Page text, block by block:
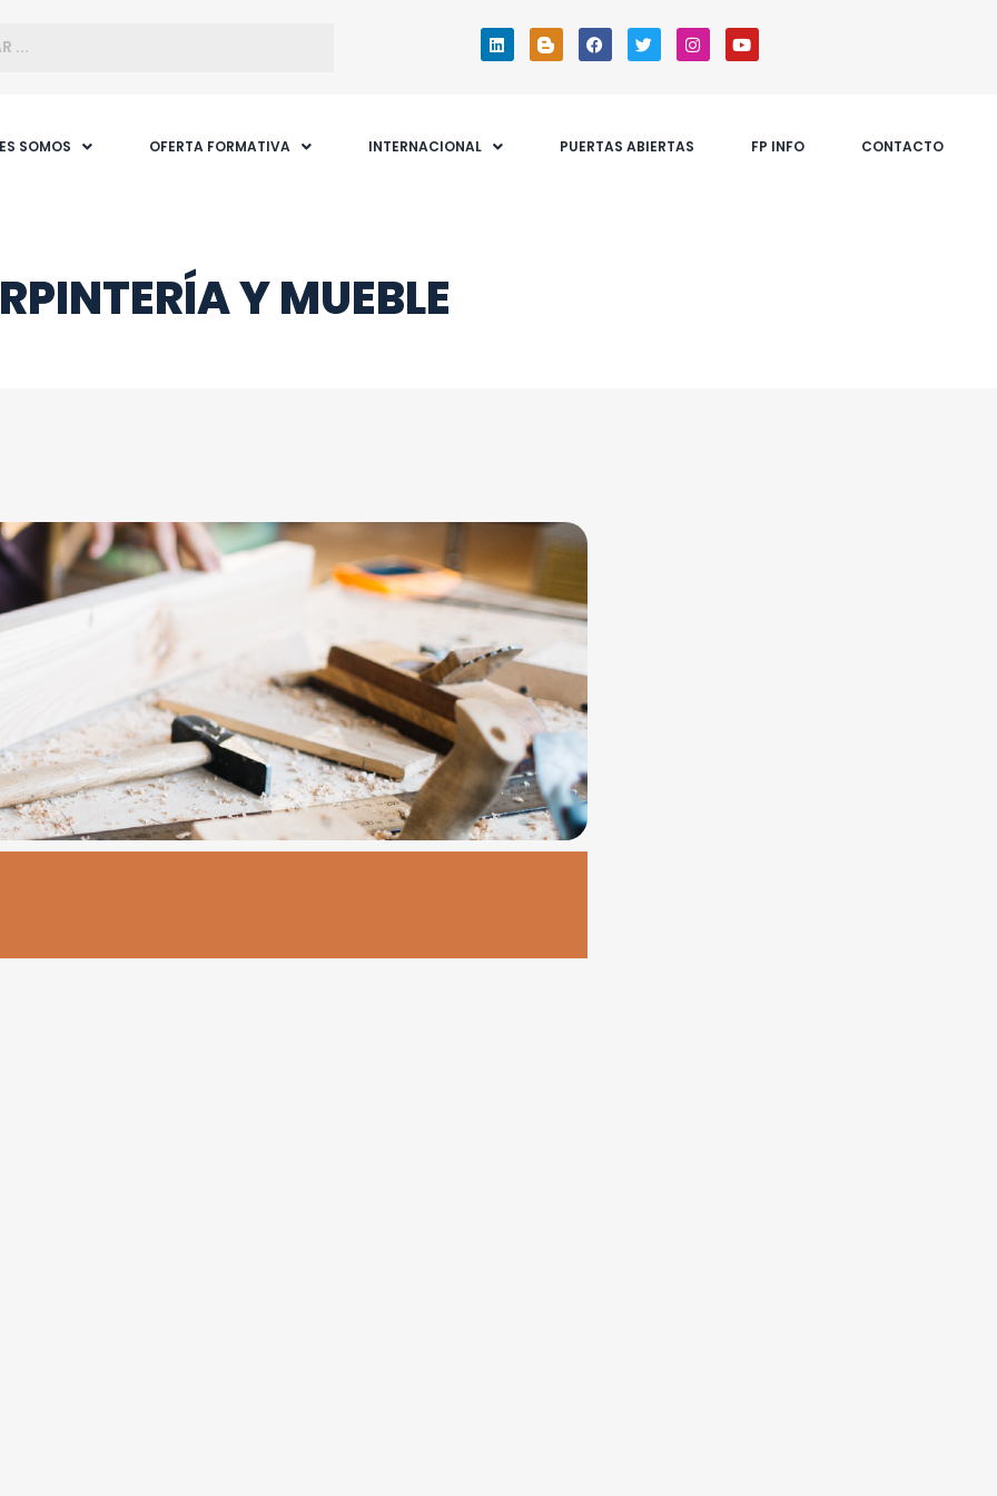
SOMOS OFERTA FORMATIVA INTERNACIONAL PUERTAS ABIERTAS FP INFO CONTACTO
Y MUEBLE